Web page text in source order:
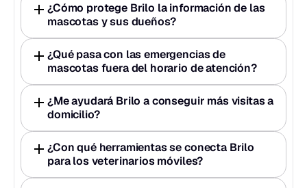
¿Cómo protege Brilo la información de las
mascotas y sus dueños?
¿Qué pasa con las emergencias de
mascotas fuera del horario de atención?
¿Me ayudará Brilo a conseguir más visitas a
domicilio?
¿Con qué herramientas se conecta Brilo
para los veterinarios móviles?